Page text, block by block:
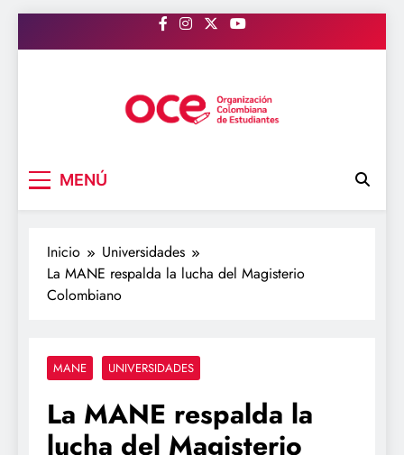
al
MENÚ
Inicio
Universidades
La MANE respalda la lucha del Magisterio
Colombiano
MANE UNIVERSIDADES
La MANE respalda la
lucha del Magisterio